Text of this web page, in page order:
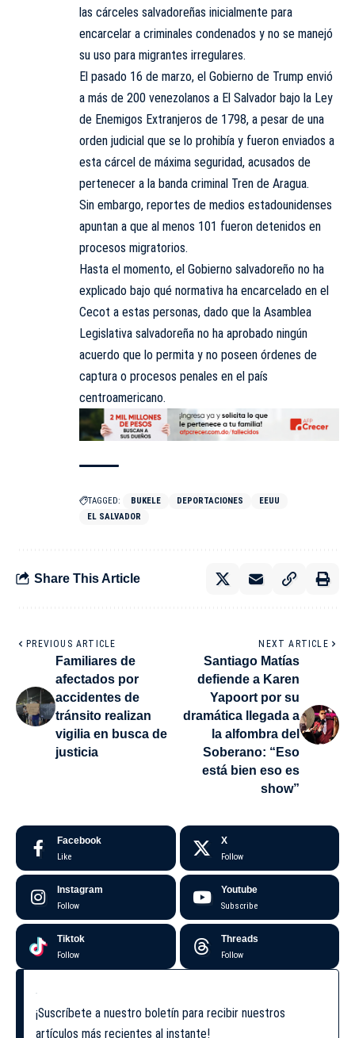
las cárceles salvadoreñas inicialmente para
encarcelar a criminales condenados y no se manejó
su uso para migrantes irregulares.
El pasado 16 de marzo, el Gobierno de Trump envió
a más de 200 venezolanos a El Salvador bajo la Ley
de Enemigos Extranjeros de 1798, a pesar de una
orden judicial que se lo prohibía y fueron enviados a
esta cárcel de máxima seguridad, acusados de
pertenecer a la banda criminal Tren de Aragua.
Sin embargo, reportes de medios estadounidenses
apuntan a que al menos 101 fueron detenidos en
procesos migratorios.
Hasta el momento, el Gobierno salvadoreño no ha
explicado bajo qué normativa ha encarcelado en el
Cecot a estas personas, dado que la Asamblea
Legislativa salvadoreña no ha aprobado ningún
acuerdo que lo permita y no poseen órdenes de
captura o procesos penales en el país
centroamericano.
TAGGED: BUKELE DEPORTACIONES
EEUU
EL SALVADOR
Share This Article
PREVIOUS ARTICLE
Familiares de
afectados por
accidentes de
tránsito realizan
vigilia en busca de
justicia
NEXT ARTICLE
Santiago Matías
defiende a Karen
Yapoort por su
dramática llegada a
la alfombra del
Soberano: “Eso
está bien eso es
show”
Facebook
Like
X
Follow
Instagram
Follow
Youtube
Subscribe
Tiktok
Follow
Threads
Follow
¡Suscríbete a nuestro boletín para recibir nuestros
artículos más recientes al instante!